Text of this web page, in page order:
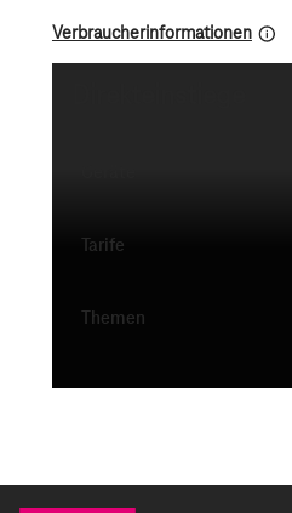
Verbraucherinformationen
Tarife
Themen